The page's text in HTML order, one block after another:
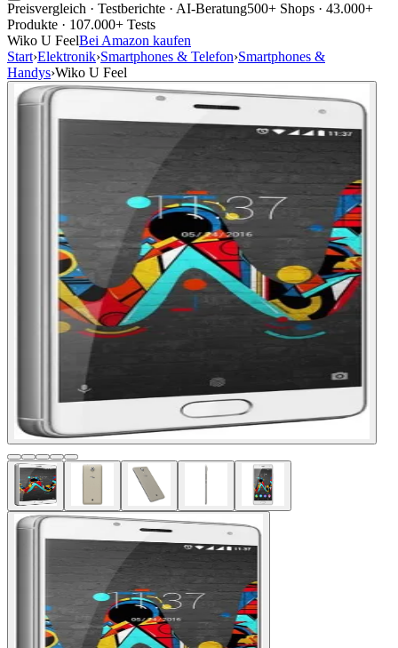
Preisvergleich · Testberichte · AI-Beratung500+ Shops · 43.000+
Produkte · 107.000+ Tests
Wiko U FeelBei Amazon kaufen
Start›Elektronik›Smartphones & Telefon›Smartphones &
Handys›Wiko U Feel